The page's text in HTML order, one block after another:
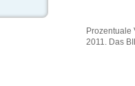
Prozentuale
2011. Das